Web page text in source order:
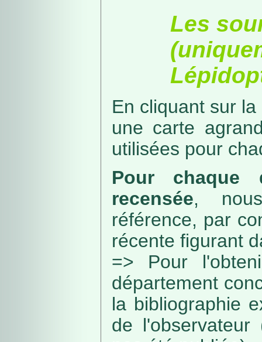
Les
En cliquant sur
une carte
utilisées pour
Pour chaque
recensée,
référence, par
récente figurant
=> Pour
département
la bibliographie
de